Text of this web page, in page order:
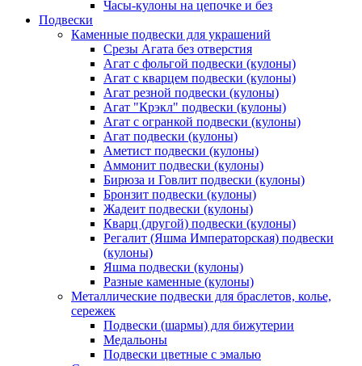
Часы-кулоны на цепочке и без
Подвески
Каменные подвески для украшений
Срезы Агата без отверстия
Агат с фольгой подвески (кулоны)
Агат с кварцем подвески (кулоны)
Агат резной подвески (кулоны)
Агат "Крэкл" подвески (кулоны)
Агат с огранкой подвески (кулоны)
Агат подвески (кулоны)
Аметист подвески (кулоны)
Аммонит подвески (кулоны)
Бирюза и Говлит подвески (кулоны)
Бронзит подвески (кулоны)
Жадеит подвески (кулоны)
Кварц (другой) подвески (кулоны)
Регалит (Яшма Императорская) подвески
(кулоны)
Яшма подвески (кулоны)
Разные каменные (кулоны)
Металлические подвески для браслетов, колье,
сережек
Подвески (шармы) для бижутерии
Медальоны
Подвески цветные с эмалью